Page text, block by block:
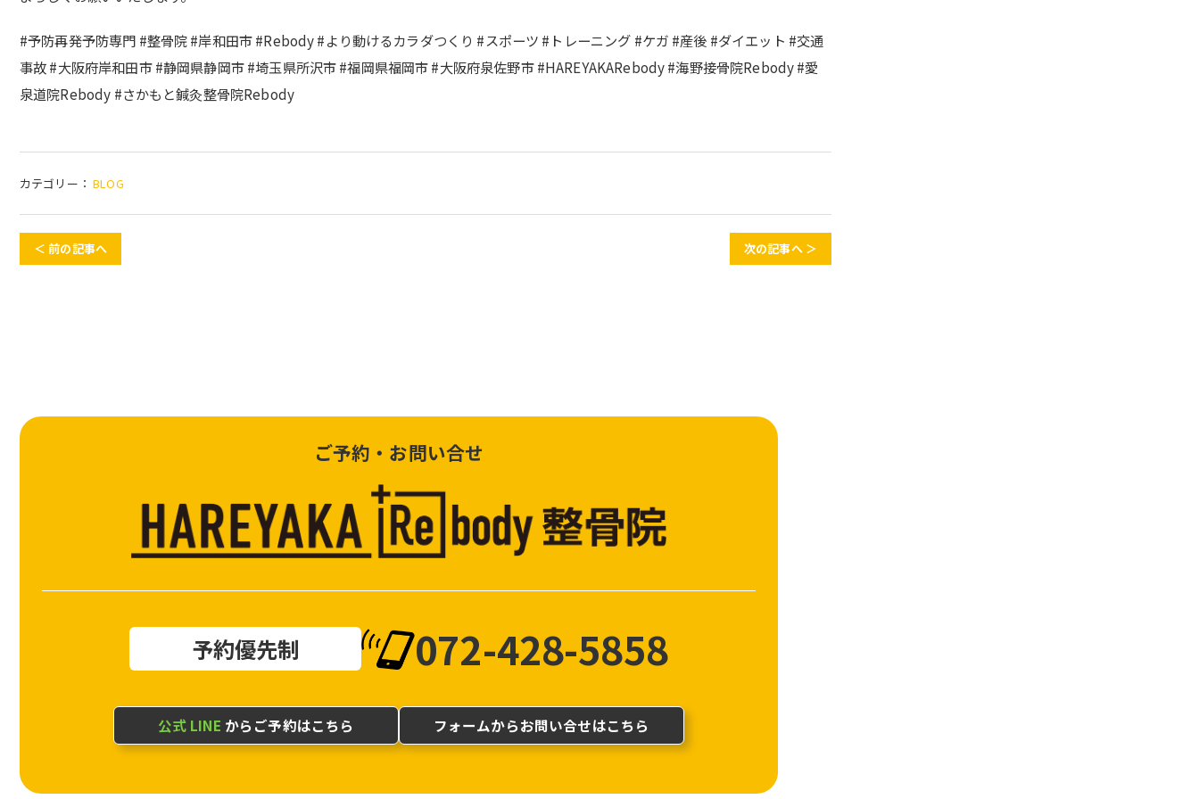
#予防再発予防専門 #整骨院 #岸和田市 #Rebody #より動けるカラダつくり #スポーツ #トレーニング #ケガ #産後 #ダイエット #交通
事故 #大阪府岸和田市 #静岡県静岡市 #埼玉県所沢市 #福岡県福岡市 #大阪府泉佐野市 #HAREYAKARebody #海野接骨院Rebody #愛
泉道院Rebody #さかもと鍼灸整骨院Rebody
カテゴリー： BLOG
＜ 前の記事へ 次の記事へ ＞
ご予約・お問い合せ
予約優先制 072-428-5858
公式 LINE からご予約はこちら フォームからお問い合せはこちら